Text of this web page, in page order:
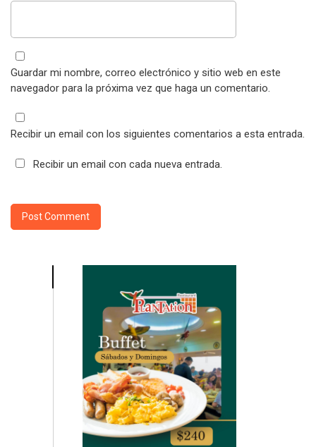
Guardar mi nombre, correo electrónico y sitio web en este
navegador para la próxima vez que haga un comentario.
Recibir un email con los siguientes comentarios a esta entrada.
Recibir un email con cada nueva entrada.